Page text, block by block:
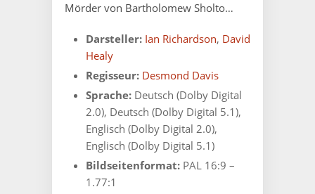
Mörder von Bartholomew Sholto…
Darsteller: Ian Richardson, David
Healy
Regisseur: Desmond Davis
Sprache: Deutsch (Dolby Digital
2.0), Deutsch (Dolby Digital 5.1),
Englisch (Dolby Digital 2.0),
Englisch (Dolby Digital 5.1)
Bildseitenformat: PAL 16:9 –
1.77:1